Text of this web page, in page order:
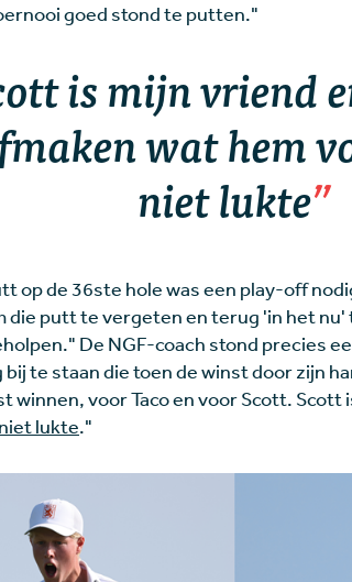
goed stond te putten."
is mijn vriend
wat hem
niet lukte
op de 36ste hole was een play-off
die putt te vergeten en terug 'in het nu'
De NGF-coach stond precies
te staan die toen de winst door zijn
winnen, voor Taco en voor Scott. Scott
lukte."